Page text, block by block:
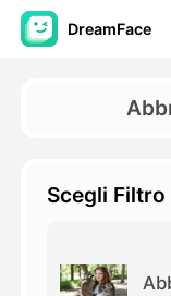
DreamFace
Strumenti AI
Video di AI
Foto
Scegli Filtro